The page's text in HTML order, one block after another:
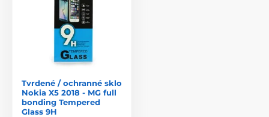
Tvrdené / ochranné sklo
Nokia X5 2018 - MG full
bonding Tempered
Glass 9H